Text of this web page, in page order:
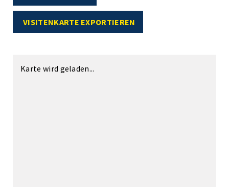
VISITENKARTE EXPORTIEREN
Karte wird geladen...